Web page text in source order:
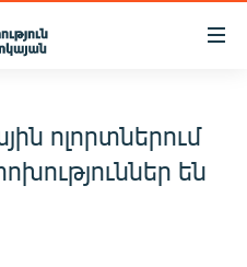
ոլորտներում
են